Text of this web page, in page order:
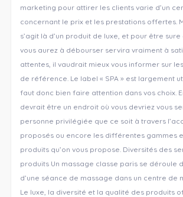
marketing pour attirer les clients varie d’un
concernant le prix et les prestations offertes.
s’agit là d’un produit de luxe, et pour être
vous aurez à débourser servira vraiment à
attentes, il vaudrait mieux vous informer sur
de référence. Le label « SPA » est largement
faut donc bien faire attention dans vos choix.
devrait être un endroit où vous devriez vous
personne privilégiée que ce soit à travers
proposés ou encore les différentes gammes
produits qu’on vous propose. Diversités des
produits Un massage classe paris se déroule
d’une séance de massage dans un centre de
Le luxe, la diversité et la qualité des produits